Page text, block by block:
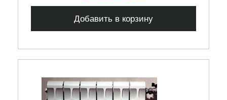
Добавить в корзину